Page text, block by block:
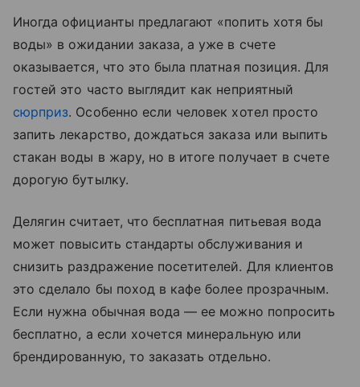
Иногда официанты предлагают «попить хотя бы
воды» в ожидании заказа, а уже в счете
оказывается, что это была платная позиция. Для
гостей это часто выглядит как неприятный
сюрприз. Особенно если человек хотел просто
запить лекарство, дождаться заказа или выпить
стакан воды в жару, но в итоге получает в счете
дорогую бутылку.
Делягин считает, что бесплатная питьевая вода
может повысить стандарты обслуживания и
снизить раздражение посетителей. Для клиентов
это сделало бы поход в кафе более прозрачным.
Если нужна обычная вода — ее можно попросить
бесплатно, а если хочется минеральную или
брендированную, то заказать отдельно.